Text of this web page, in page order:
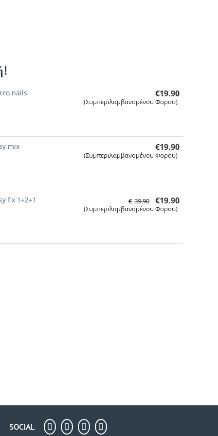
nails €19.90
(Συμπεριλαμβανομένου Φορου)
mix €19.90
(Συμπεριλαμβανομένου Φορου)
fix 1+2+1 € 39.90 €19.90
(Συμπεριλαμβανομένου Φορου)
SOCIAL